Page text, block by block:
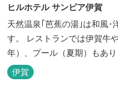
ヒルホテル サンピア伊賀
天然温泉｢芭蕉の湯｣は和風･
す。 レストランでは伊賀牛
年）、プール（夏期）もあ
を常設しております。 ★ＨＰが新しくなりました！
http://www.hh-sunpia-
伊賀